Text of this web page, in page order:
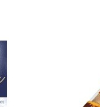
con
Bimbo
carrito
Pan
corteza